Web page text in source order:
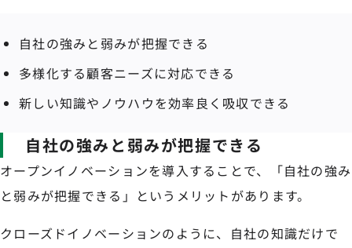
自社の強みと弱みが把握できる
多様化する顧客ニーズに対応できる
新しい知識やノウハウを効率良く吸収できる
自社の強みと弱みが把握できる
オープンイノベーションを導入することで、「自社の強み
と弱みが把握できる」というメリットがあります。
クローズドイノベーションのように、自社の知識だけで